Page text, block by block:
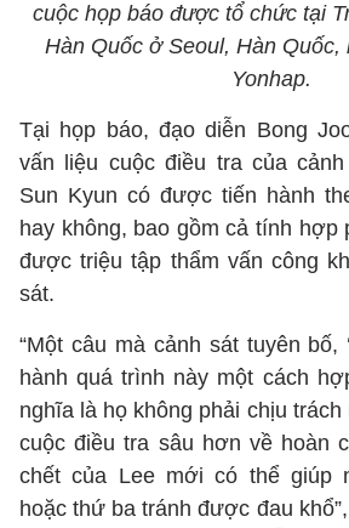
cuộc họp báo được tổ chức tại
Hàn Quốc ở Seoul, Hàn Quốc,
Yonhap.
Tại họp báo, đạo diễn Bong
vấn liệu cuộc điều tra của
Sun Kyun có được tiến hành
hay không, bao gồm cả tính hợp
được triệu tập thẩm vấn công
sát.
“Một câu mà cảnh sát tuyên bố,
hành quá trình này một cách
nghĩa là họ không phải chịu
cuộc điều tra sâu hơn về hoàn
chết của Lee mới có thể giúp
hoặc thứ ba tránh được đau